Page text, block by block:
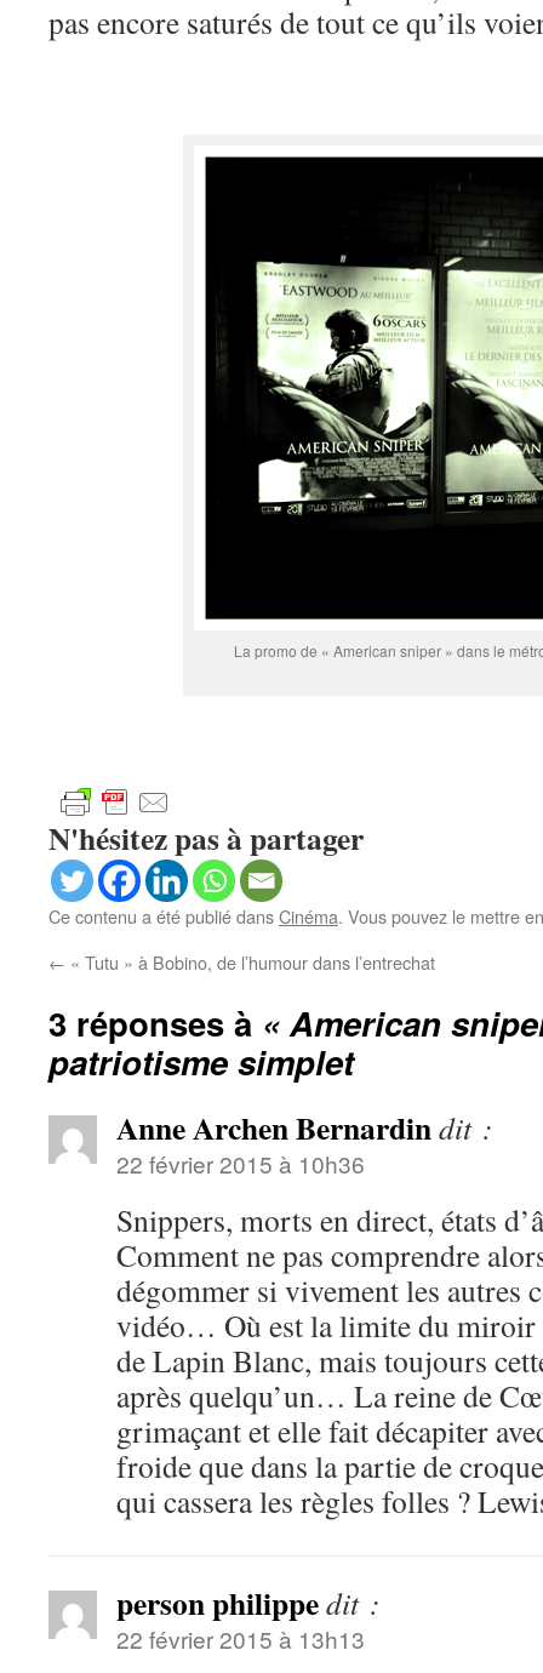
pas encore saturés de tout ce qu’ils
La promo de « American sniper » dans le
N'hésitez pas à partager
Ce contenu a été publié dansCinéma. Vous pouvez le mettre
← « Tutu » à Bobino, de l’humour dans l’entrechat
3 réponses à « American
patriotisme simplet
Anne Archen Bernardindit :
22 février 2015 à 10h36
Snippers, morts en direct, états
Comment ne pas comprendre
dégommer si vivement les autres
vidéo… Où est la limite du miroir
de Lapin Blanc, mais toujours
après quelqu’un… La reine de
grimaçant et elle fait décapiter
froide que dans la partie de
qui cassera les règles folles ?
person philippedit :
22 février 2015 à 13h13